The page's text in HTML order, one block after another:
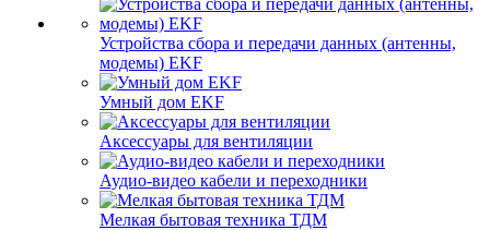
Устройства сбора и передачи данных (антенны,
модемы) EKF
Умный дом EKF
Аксессуары для вентиляции
Аудио-видео кабели и переходники
Мелкая бытовая техника ТДМ